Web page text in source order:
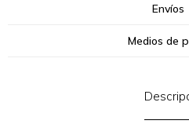
Envíos
Medios de